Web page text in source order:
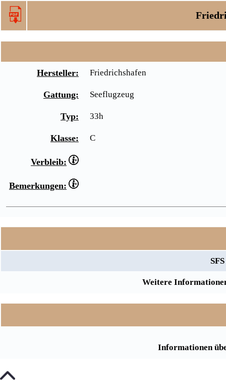
Hersteller: Friedrichshafen
Gattung: Seeflugzeug
Typ: 33h
Klasse: C
Verbleib:
Bemerkungen:
Weitere
Informationen